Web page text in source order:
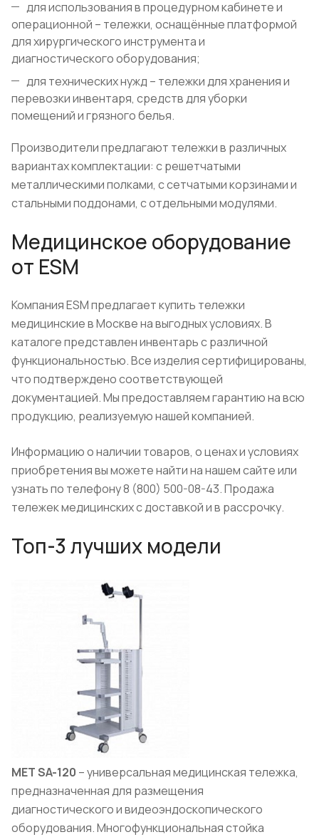
для использования в процедурном кабинете и
операционной – тележки, оснащённые платформой
для хирургического инструмента и
диагностического оборудования;
для технических нужд – тележки для хранения и
перевозки инвентаря, средств для уборки
помещений и грязного белья.
Производители предлагают тележки в различных
вариантах комплектации: с решетчатыми
металлическими полками, с сетчатыми корзинами и
стальными поддонами, с отдельными модулями.
Медицинское оборудование
от ESM
Компания ESM предлагает купить тележки
медицинские в Москве на выгодных условиях. В
каталоге представлен инвентарь с различной
функциональностью. Все изделия сертифицированы,
что подтверждено соответствующей
документацией. Мы предоставляем гарантию на всю
продукцию, реализуемую нашей компанией.
Информацию о наличии товаров, о ценах и условиях
приобретения вы можете найти на нашем сайте или
узнать по телефону 8 (800) 500-08-43. Продажа
тележек медицинских с доставкой и в рассрочку.
Топ-3 лучших модели
МЕТSA-120 – универсальная медицинская тележка,
предназначенная для размещения
диагностического и видеоэндоскопического
оборудования. Многофункциональная стойка